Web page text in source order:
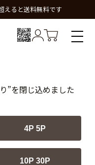
えると送料無料です
”を閉じ込めました
4P 5P
10P 30P